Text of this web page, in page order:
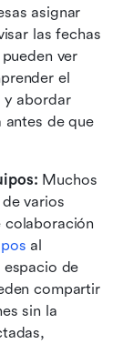
asignar
las fechas
ver
el
y abordar
antes de que
Muchos
varios
colaboración
al
de
compartir
sin la